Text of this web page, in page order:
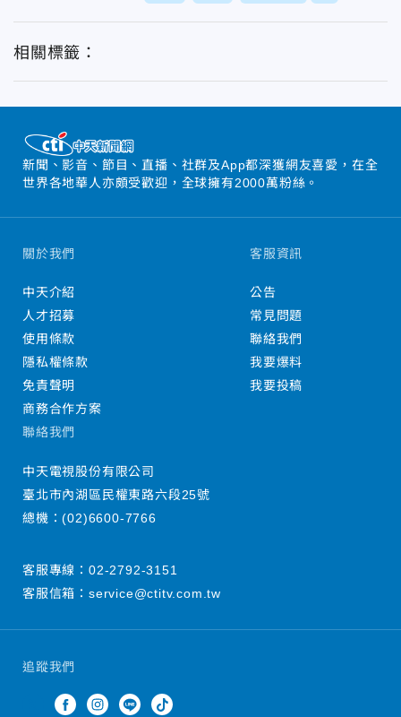
相關標籤：
新聞、影音、節目、直播、社群及App都深獲網友喜愛，在全
世界各地華人亦頗受歡迎，全球擁有2000萬粉絲。
追蹤我們
關於我們
中天介紹
人才招募
使用條款
隱私權條款
免責聲明
商務合作方案
客服資訊
公告
常見問題
聯絡我們
我要爆料
我要投稿
聯絡我們
中天電視股份有限公司
臺北市內湖區民權東路六段25號
總機：(02)6600-7766
客服專線： 02-2792-3151
客服信箱： service@ctitv.com.tw